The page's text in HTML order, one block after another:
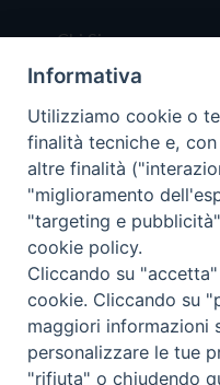
Chi Siamo
Redazione
Scrivici
Copyright ©
Trentina Editrice
Privacy Policy
Informativa
Utilizziamo cookie o
finalità tecniche e,
altre finalità
"miglioramento
"targeting e
cookie policy.
Cliccando su
cookie. Cliccando su
maggiori informazioni
personalizzare le tue
"rifiuta" o chiudendo